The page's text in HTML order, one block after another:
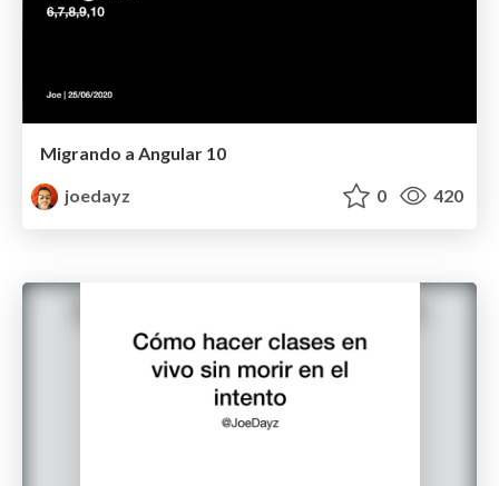
Migrando a Angular 10
joedayz
0 420